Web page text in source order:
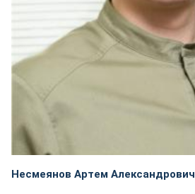
Несмеянов Артем Александрович